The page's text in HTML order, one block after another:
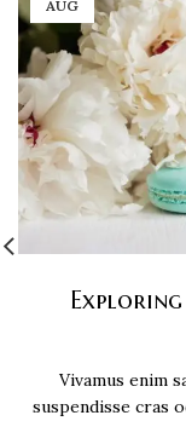
AUG
Exploring
Vivamus enim
suspendisse cras